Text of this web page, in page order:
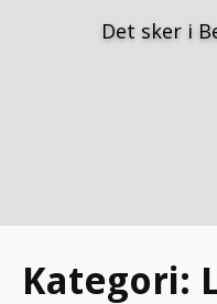
Det sker i
Kategori: